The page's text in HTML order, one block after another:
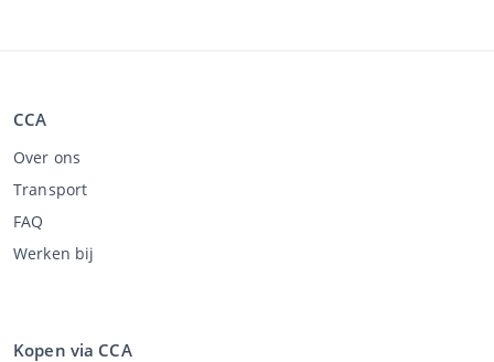
CCA
Over ons
Transport
FAQ
Werken bij
Kopen via CCA